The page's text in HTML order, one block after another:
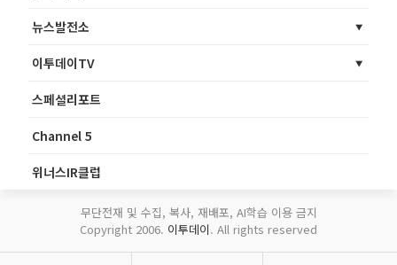
뉴스발전소
이투데이TV
스페셜리포트
Channel 5
위너스IR클럽
무단전재 및 수집, 복사, 재배포, AI학습 이용 금지
Copyright 2006. 이투데이. All rights reserved